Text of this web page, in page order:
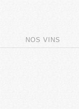
NOS VINS